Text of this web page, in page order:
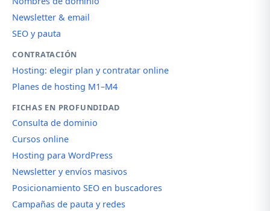
Newsletter & email
SEO y pauta
CONTRATACIÓN
Hosting: elegir plan y contratar online
Planes de hosting M1–M4
FICHAS EN PROFUNDIDAD
Consulta de dominio
Cursos online
Hosting para WordPress
Newsletter y envíos masivos
Posicionamiento SEO en buscadores
Campañas de pauta y redes